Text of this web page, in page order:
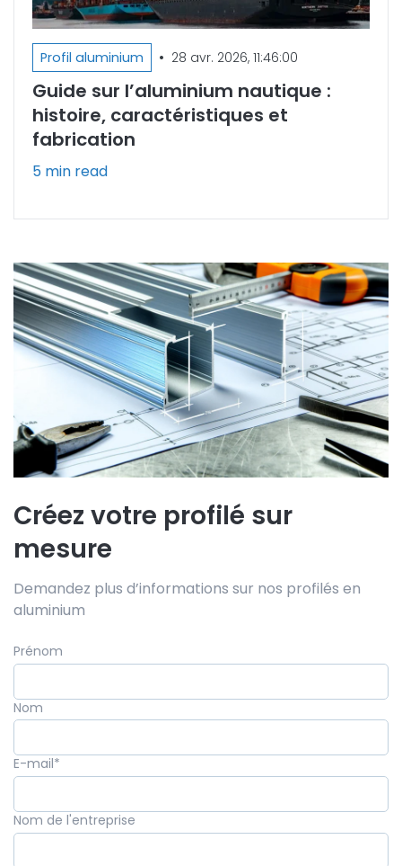
Profil aluminium • 28 avr. 2026, 11:46:00
Guide sur l’aluminium nautique :
histoire, caractéristiques et
fabrication
5 min read
Créez votre profilé sur
mesure
Demandez plus d’informations sur nos profilés en
aluminium
Prénom
Nom
E-mail*
Nom de l'entreprise